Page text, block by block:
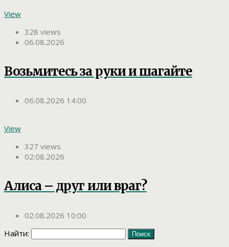
View
328 views
06.08.2026
Возьмитесь за руки и шагайте
06.08.2026 14:00
View
327 views
02.08.2026
Алиса – друг или враг?
02.08.2026 10:00
Найти: